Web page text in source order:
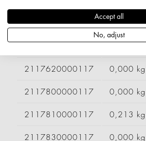
2117600000117 0,000 kg
2117620000117 0,000 kg
2117800000117 0,000 kg
2117810000117 0,213 kg
2117830000117 0,000 kg
Accept all
No, adjust